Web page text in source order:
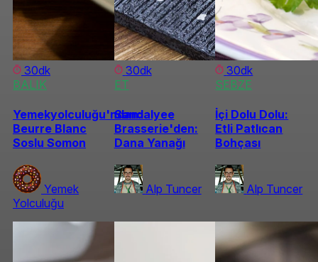
30dk
BALIK
Yemekyolculuğu'ndan:
Beurre Blanc
Soslu Somon
Yemek
Yolculuğu
30dk
ET
Sandalyee
Brasserie'den:
Dana Yanağı
Alp Tuncer
30dk
SEBZE
İçi Dolu Dolu:
Etli Patlıcan
Bohçası
Alp Tuncer